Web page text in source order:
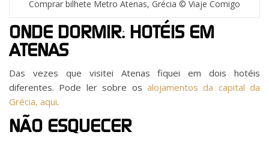
Comprar bilhete Metro Atenas, Grécia © Viaje Comigo
ONDE DORMIR: HOTÉIS EM
ATENAS
Das vezes que visitei Atenas fiquei em dois hotéis
diferentes. Pode ler sobre os alojamentos da capital da
Grécia, aqui.
NÃO ESQUECER